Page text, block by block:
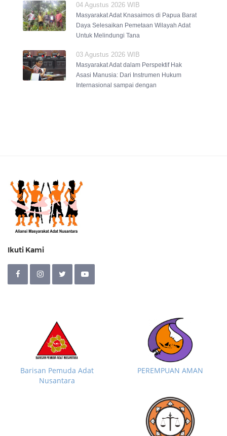
04 Agustus 2026 WIB
Masyarakat Adat Knasaimos di Papua Barat
Daya Selesaikan Pemetaan Wilayah Adat
Untuk Melindungi Tana
03 Agustus 2026 WIB
Masyarakat Adat dalam Perspektif Hak
Asasi Manusia: Dari Instrumen Hukum
Internasional sampai dengan
Ikuti Kami
Barisan Pemuda Adat
Nusantara
PEREMPUAN AMAN